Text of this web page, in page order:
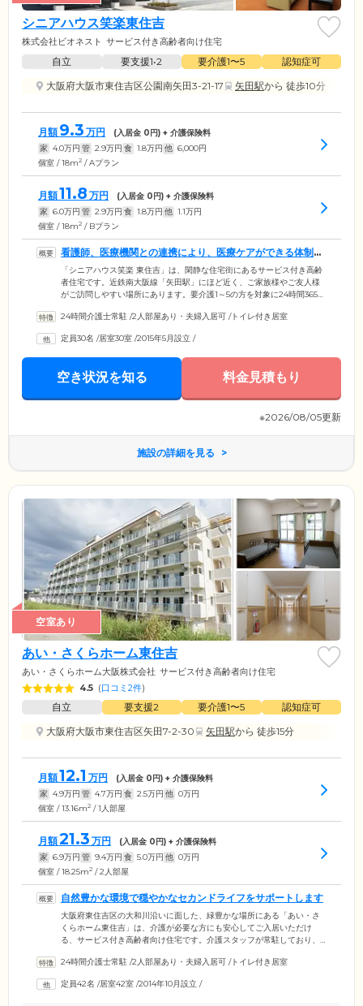
シニアハウス笑楽東住吉
株式会社ビオネスト サービス付き高齢者向け住宅
自立 要支援1•2 要介護1〜5
認知症可
大阪府大阪市東住吉区公園南矢田3-21-17
矢田駅から 徒歩10分
月額 9.3 万円 (入居金 0円) + 介護保険料
家 4.0万円 管 2.9万円 食 1.8万円 他 6,000円
個室 / 18m2 / Aプラン
月額11.8 万円 (入居金 0円) + 介護保険料
家 6.0万円 管 2.9万円 食 1.8万円 他 1.1万円
個室 / 18m2 / Bプラン
看護師、医療機関との連携により、医療ケアができる体制を
整えています
「シニアハウス笑楽 東住吉」は、閑静な住宅街にあるサービス付き高齢
者住宅です。近鉄南大阪線「矢田駅」にほど近く、ご家族様やご友人様
がご訪問しやすい場所にあります。要介護1～5の方を対象に24時間365日
の方の受け入れも可能です。日中は看護師がおりますので、医療ケアの
の処置や管理を行うことができます。ほかにも受け入れ可能な症状がご
ざいますので、遠慮なくご相談ください。また、近隣の医療機関と連携
24時間介護士常駐 /2人部屋あり・夫婦入居可 /トイレ付き居室
定員30名 /居室30室 /2015年5月設立 /
空き状況を知る 料金見積もり
※2026/08/05更新
施設の詳細を見る
空室あり
あい・さくらホーム東住吉
あい・さくらホーム大阪株式会社 サービス付き高齢者向け住宅
4.5 (口コミ2件)
自立 要支援2 要介護1〜5
認知症可
大阪府大阪市東住吉区矢田7-2-30
矢田駅から 徒歩15分
月額12.1 万円 (入居金 0円) + 介護保険料
家 4.9万円 管 4.7万円 食 2.5万円 他 0万円
個室 / 13.16m2 / 1人部屋
月額21.3 万円 (入居金 0円) + 介護保険料
家 6.9万円 管 9.4万円 食 5.0万円 他 0万円
個室 / 18.25m2 / 2人部屋
自然豊かな環境で穏やかなセカンドライフをサポートします
大阪府東住吉区の大和川沿いに面した、緑豊かな場所にある「あい・さ
くらホーム東住吉」は、介護が必要な方にも安心してご入居いただけ
る、サービス付き高齢者向け住宅です。介護スタッフが常駐しており、
もあり、緊急時には迅速に対応いたします。日常的に、介護・医療面で
機関をご紹介。身体状況や必要時に応じて、協力医療機関の医師が往診
24時間介護士常駐 /2人部屋あり・夫婦入居可 /トイレ付き居室
定員42名 /居室42室 /2014年10月設立 /